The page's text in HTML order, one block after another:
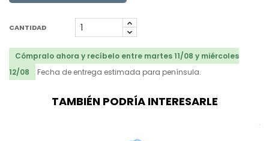
CANTIDAD
Cómpralo ahora y recíbelo entre martes 11/08 y miércoles
12/08
Fecha de entrega estimada para península.
TAMBIÉN PODRÍA INTERESARLE